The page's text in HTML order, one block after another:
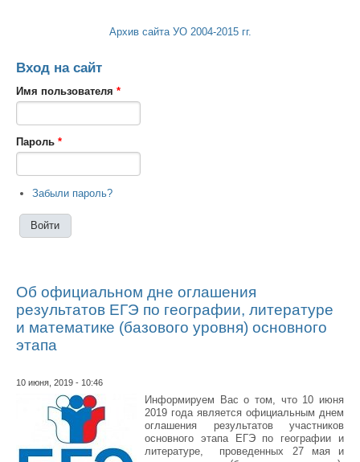
Архив сайта УО 2004-2015 гг.
Вход на сайт
Имя пользователя *
Пароль *
Забыли пароль?
Об официальном дне оглашения
результатов ЕГЭ по географии, литературе
и математике (базового уровня) основного
этапа
10 июня, 2019 - 10:46
Информируем Вас о том, что 10 июня
2019 года является официальным днем
оглашения результатов участников
основного этапа ЕГЭ по географии и
литературе, проведенных 27 мая и